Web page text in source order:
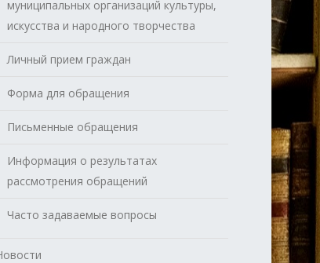
муниципальных организаций культуры,
искусства и народного творчества
Личный прием граждан
Форма для обращения
Письменные обращения
Информация о результатах
рассмотрения обращений
Часто задаваемые вопросы